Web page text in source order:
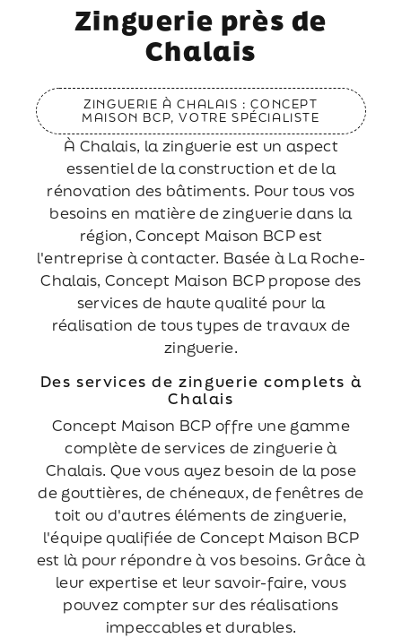
Zinguerie près de
Chalais
ZINGUERIE À CHALAIS : CONCEPT
MAISON BCP, VOTRE SPÉCIALISTE
À Chalais, la zinguerie est un aspect
essentiel de la construction et de la
rénovation des bâtiments. Pour tous vos
besoins en matière de zinguerie dans la
région, Concept Maison BCP est
l'entreprise à contacter. Basée à La Roche-
Chalais, Concept Maison BCP propose des
services de haute qualité pour la
réalisation de tous types de travaux de
zinguerie.
Des services de zinguerie complets à
Chalais
Concept Maison BCP offre une gamme
complète de services de zinguerie à
Chalais. Que vous ayez besoin de la pose
de gouttières, de chéneaux, de fenêtres de
toit ou d'autres éléments de zinguerie,
l'équipe qualifiée de Concept Maison BCP
est là pour répondre à vos besoins. Grâce à
leur expertise et leur savoir-faire, vous
pouvez compter sur des réalisations
impeccables et durables.